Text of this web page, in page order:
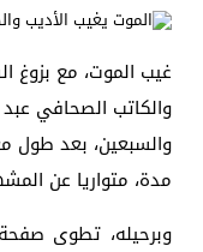
غيب الموت، مع بزوغ
والكاتب الصحافي عبد
والسبعين، بعد طول
مدة، متواريا عن
وبرحيله، تطوى